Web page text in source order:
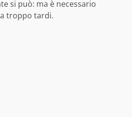
si può: ma è necessario
troppo tardi.